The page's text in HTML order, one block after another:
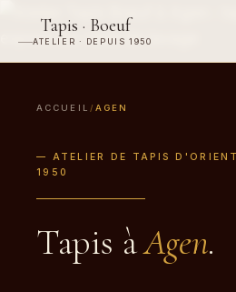
Tapis · Boeuf
ATELIER · DEPUIS 1950
ACCUEIL / AGEN
— ATELIER DE TAPIS
1950
Tapis àAgen.